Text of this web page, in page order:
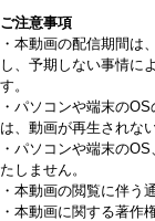
ご注意事項
・本動画の配信期間は
し、予期しない事情に
す。
・パソコンや端末の
は、動画が再生されな
・パソコンや端末の
たしません。
・本動画の閲覧に伴う
・本動画に関する著作